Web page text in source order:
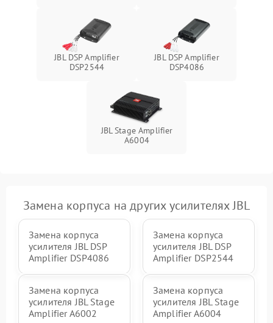
JBL DSP Amplifier
DSP2544
JBL DSP Amplifier
DSP4086
JBL Stage Amplifier
A6004
Замена корпуса на других усилителях JBL
Замена корпуса
усилителя JBL DSP
Amplifier DSP4086
Замена корпуса
усилителя JBL DSP
Amplifier DSP2544
Замена корпуса
усилителя JBL Stage
Amplifier A6002
Замена корпуса
усилителя JBL Stage
Amplifier A6004